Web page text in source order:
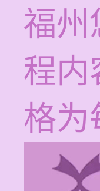
福州
程内
格为